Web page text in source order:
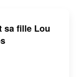
sa fille Lou